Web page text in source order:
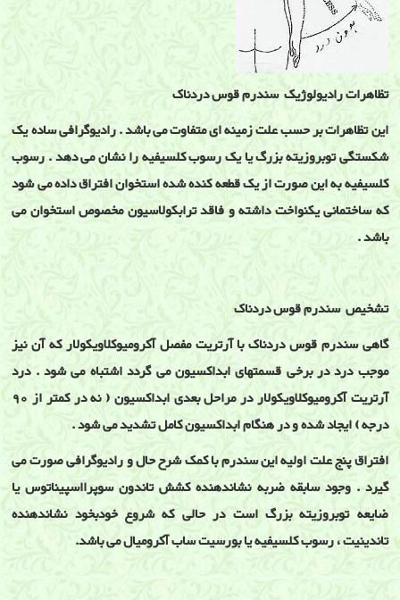
تظاهرات رادیولوژیک سندرم قوس دردناک
این تظاهرات بر حسب علت زمینه ای متفاوت می باشد . رادیوگرافی ساده یک
شکستگی توبروزیته بزرگ یا یک رسوب کلسیفیه را نشان می دهد . رسوب
کلسیفیه به این صورت از یک قطعه کنده شده استخوان افتراق داده می شود
که ساختمانی یکنواخت داشته و فاقد ترابکولاسیون مخصوص استخوان می
باشد .
تشخیص سندرم قوس دردناک
گاهی سندرم قوس دردناک با آرتریت مفصل آکرومیوکلاویکولار که آن نیز
موجب درد در برخی قسمتهای ابداکسیون می گردد اشتباه می شود . درد
آرتریت آکرومیوکلاویکولار در مراحل بعدی ابداکسیون ( نه در کمتر از 90
درجه ) ایجاد شده و در هنگام ابداکسیون کامل تشدید می شود .
افتراق پنج علت اولیه این سندرم با کمک شرح حال و رادیوگرافی صورت می
گیرد . وجود سابقه ضربه نشاندهنده کشش تاندون سوپرااسپیناتوس یا
ضایعه توبروزیته بزرگ است در حالی که شروع خودبخود نشاندهنده
تاندینیت ، رسوب کلسیفیه یا بورسیت ساب آکرومیال می باشد.